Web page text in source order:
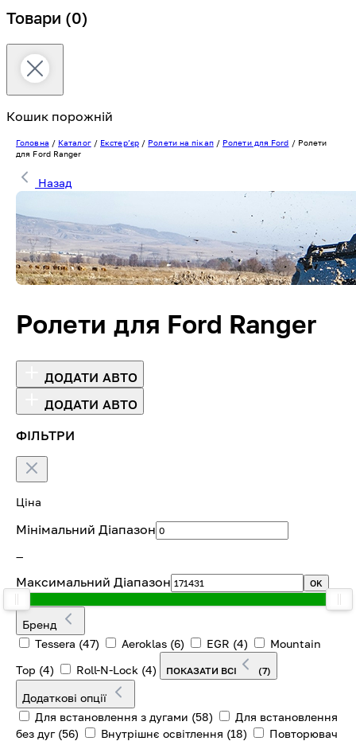
Товари (0)
Кошик порожній
Головна / Каталог/ Екстерʼєр/ Ролети на пікап/ Ролети для Ford / Ролети
для Ford Ranger
Назад
Ролети для Ford Ranger
ДОДАТИ АВТО
ДОДАТИ АВТО
ФІЛЬТРИ
Ціна
Мінімальний Діапазон
—
Максимальний Діапазон OK
Бренд
Tessera (47) Aeroklas (6) EGR (4)
Mountain
Top (4) Roll-N-Lock (4) ПОКАЗАТИ ВСІ (7)
Додаткові опції
Для встановлення з дугами (58)
Для встановлення
без дуг (56) Внутрішнє освітлення (18)
Повторювач